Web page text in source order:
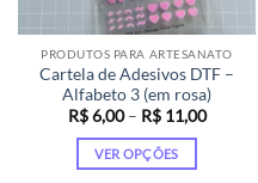
na
página
do
produto
PRODUTOS PARA ARTESANATO
Cartela de Adesivos DTF –
Alfabeto 3 (em rosa)
R$6,00 – R$11,00Faixa
VER OPÇÕES